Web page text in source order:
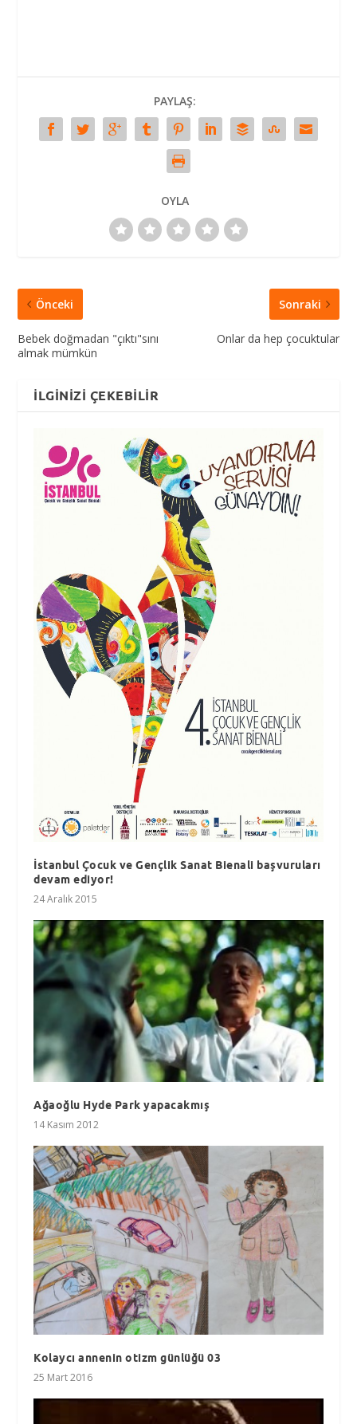
PAYLAŞ:
OYLA
Önceki
Bebek doğmadan "çıktı"sını
almak mümkün
Sonraki
Onlar da hep çocuktular
İLGINIZI ÇEKEBILIR
İstanbul Çocuk ve Gençlik Sanat Bienali başvuruları
devam ediyor!
24 Aralık 2015
Ağaoğlu Hyde Park yapacakmış
14 Kasım 2012
Kolaycı annenin otizm günlüğü 03
25 Mart 2016